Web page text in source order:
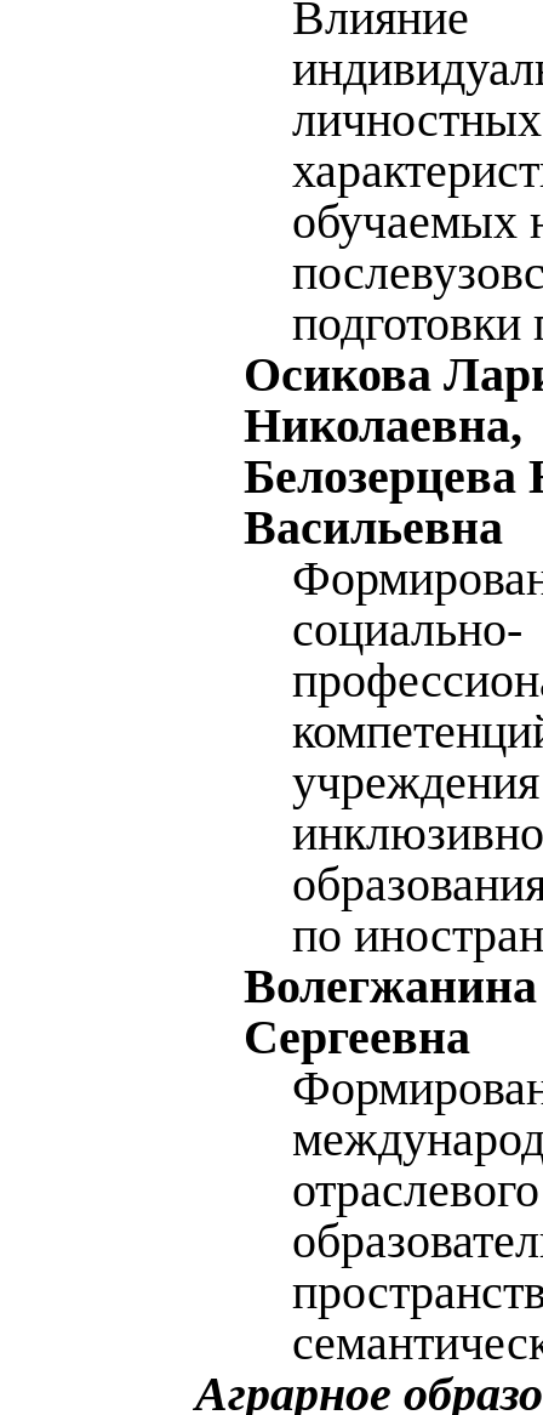
Влияние
личностных
обучаемых
подготовки
Осикова
Николаевна,
Белозерцева
Васильевна
социально-
учреждения
по
Сергеевна
отраслевого
Аграрное